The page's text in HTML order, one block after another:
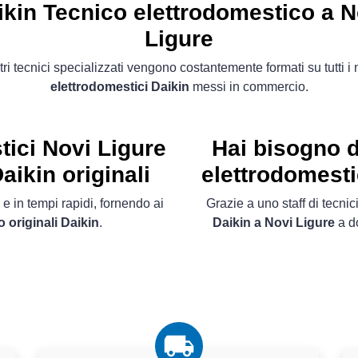
Tecnico elettrodomestico a
Ligure
tecnici specializzati vengono costantemente formati su tutti i
elettrodomestici Daikin messi in commercio.
Novi Ligure
originali
in tempi rapidi, fornendo ai
originali Daikin.
Hai bisogno
Grazie a uno staff di
Daikin a Novi Ligurea